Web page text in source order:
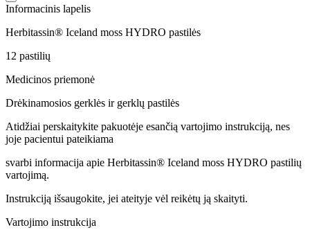
Informacinis lapelis
Herbitassin® Iceland moss HYDRO pastilės
12 pastilių
Medicinos priemonė
Drėkinamosios gerklės ir gerklų pastilės
Atidžiai perskaitykite pakuotėje esančią vartojimo instrukciją, nes
joje pacientui pateikiama
svarbi informacija apie Herbitassin® Iceland moss HYDRO pastilių
vartojimą.
Instrukciją išsaugokite, jei ateityje vėl reikėtų ją skaityti.
Vartojimo instrukcija